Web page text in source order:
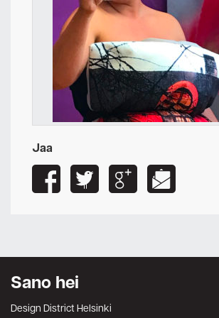
Jaa
Sano hei
Design District Helsinki